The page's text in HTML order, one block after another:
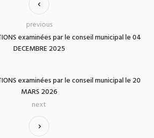
examinées par le conseil municipal le 04
DECEMBRE 2025
previous
examinées par le conseil municipal le 20
MARS 2026
next